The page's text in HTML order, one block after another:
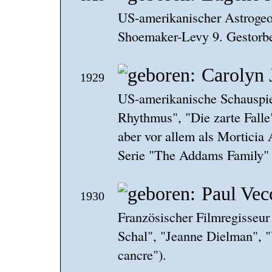
US-amerikanischer
Shoemaker-Levy 9.
1929 Carolyn
US-amerikanische
Rhythmus", "Die zarte
aber vor allem als Morticia
Serie "The Addams
1930 Paul
Französischer
Schal", "Jeanne Dielman",
cancre").